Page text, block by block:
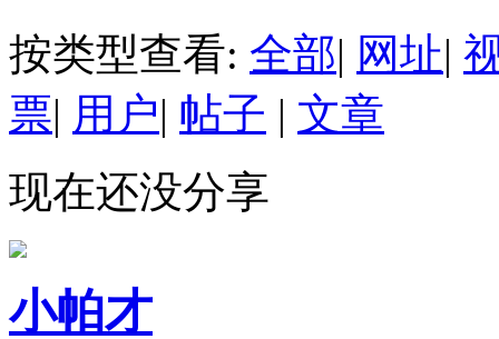
按类型查看: 全部| 网址|
票| 用户| 帖子 | 文章
现在还没分享
小帕才